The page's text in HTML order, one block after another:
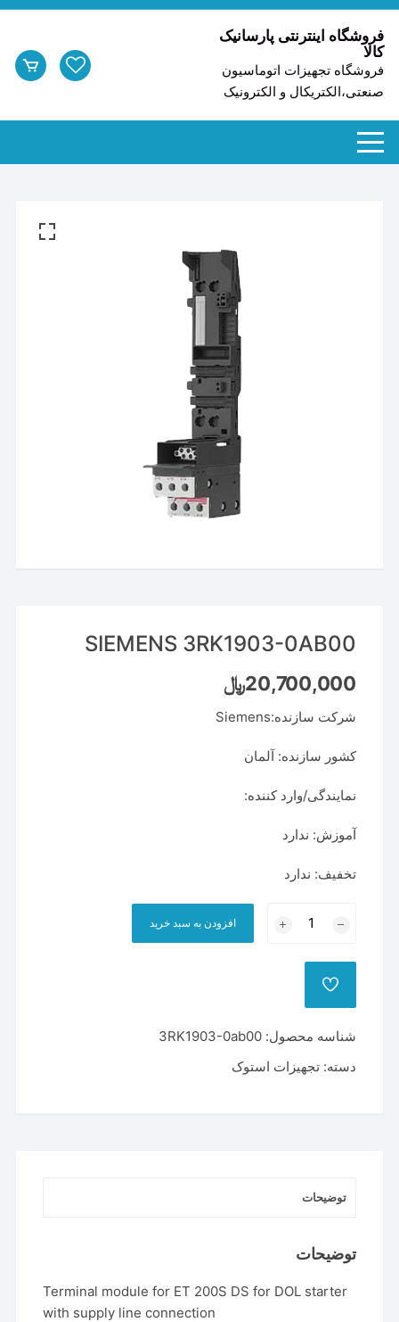
رد
شدن
محتوا
فروشگاه اینترنتی پارسانیک
کالا
فروشگاه تجهیزات اتوماسیون
صنعتی،الکتریکال و الکترونیک
SIEMENS 3RK1903-0AB00
20,700,000﷼
شرکت سازنده:Siemens
کشور سازنده: آلمان
نمایندگی/وارد کننده:
آموزش: ندارد
تخفیف: ندارد
3RK1903-
عدد
افزودن به سبد خرید
ADD
شناسه محصول:3RK1903-0ab00
دسته:تجهیزات استوک
توضیحات
توضیحات
Terminal module for ET 200S DS for DOL starter
with supply line connection